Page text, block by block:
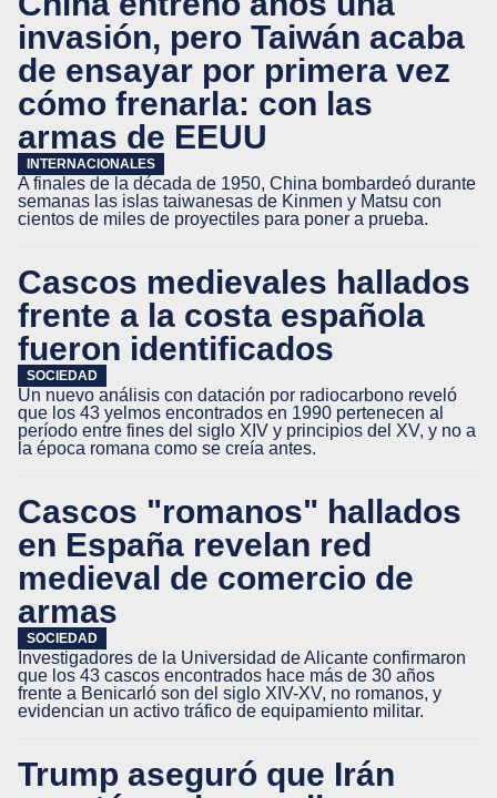
invasión, pero Taiwán acaba
de ensayar por primera vez
cómo frenarla: con las
armas de EEUU
INTERNACIONALES
A finales de la década de 1950, China bombardeó durante
semanas las islas taiwanesas de Kinmen y Matsu con
cientos de miles de proyectiles para poner a prueba.
Cascos medievales hallados
frente a la costa española
fueron identificados
SOCIEDAD
Un nuevo análisis con datación por radiocarbono reveló
que los 43 yelmos encontrados en 1990 pertenecen al
período entre fines del siglo XIV y principios del XV, y no a
la época romana como se creía antes.
Cascos "romanos" hallados
en España revelan red
medieval de comercio de
armas
SOCIEDAD
Investigadores de la Universidad de Alicante confirmaron
que los 43 cascos encontrados hace más de 30 años
frente a Benicarló son del siglo XIV-XV, no romanos, y
evidencian un activo tráfico de equipamiento militar.
Trump aseguró que Irán